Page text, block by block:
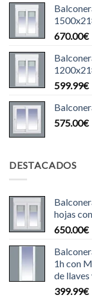
670.00€
599.99€
575.00€
DESTACADOS
hojas
650.00€
1h con
de
399.99€